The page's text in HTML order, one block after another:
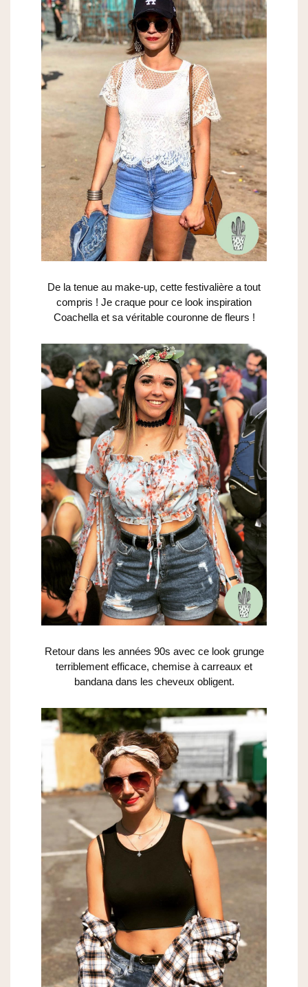
De la tenue au make-up, cette festivalière a tout
compris ! Je craque pour ce look inspiration
Coachella et sa véritable couronne de fleurs !
Retour dans les années 90s avec ce look grunge
terriblement efficace, chemise à carreaux et
bandana dans les cheveux obligent.